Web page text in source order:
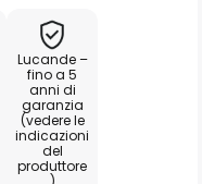
Lucande –
fino a 5
anni di
garanzia
(vedere le
indicazioni
del
produttore